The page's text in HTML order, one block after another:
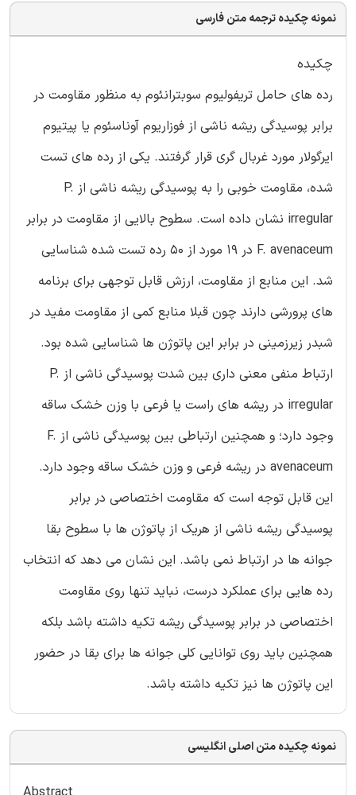
نمونه چکیده ترجمه متن فارسی
چکیده
رده های حامل تریفولیوم سوبترانئوم به منظور مقاومت در
برابر پوسیدگی ریشه ناشی از فوزاريوم آوناسئوم یا پیتیوم
ایرگولار مورد غربال گری قرار گرفتند. یکی از رده های تست
شده، مقاومت خوبی را به پوسیدگی ریشه ناشی از P.
irregular نشان داده است. سطوح بالایی از مقاومت در برابر
F. avenaceum در 19 مورد از 50 رده تست شده شناسایی
شد. این منابع از مقاومت، ارزش قابل توجهی برای برنامه
های پرورشی دارند چون قبلا منابع کمی از مقاومت مفید در
شبدر زیرزمینی در برابر این پاتوژن ها شناسایی شده بود.
ارتباط منفی معنی داری بین شدت پوسیدگی ناشی از P.
irregular در ریشه های راست یا فرعی با وزن خشک ساقه
وجود دارد؛ و همچنین ارتباطی بین پوسیدگی ناشی از F.
avenaceum در ریشه فرعی و وزن خشک ساقه وجود دارد.
این قابل توجه است که مقاومت اختصاصی در برابر
پوسیدگی ریشه ناشی از هریک از پاتوژن ها با سطوح بقا
جوانه ها در ارتباط نمی باشد. این نشان می دهد که انتخاب
رده هایی برای عملکرد درست، نباید تنها روی مقاومت
اختصاصی در برابر پوسیدگی ریشه تکیه داشته باشد بلکه
همچنین باید روی توانایی کلی جوانه ها برای بقا در حضور
این پاتوژن ها نیز تکیه داشته باشد.
نمونه چکیده متن اصلی انگلیسی